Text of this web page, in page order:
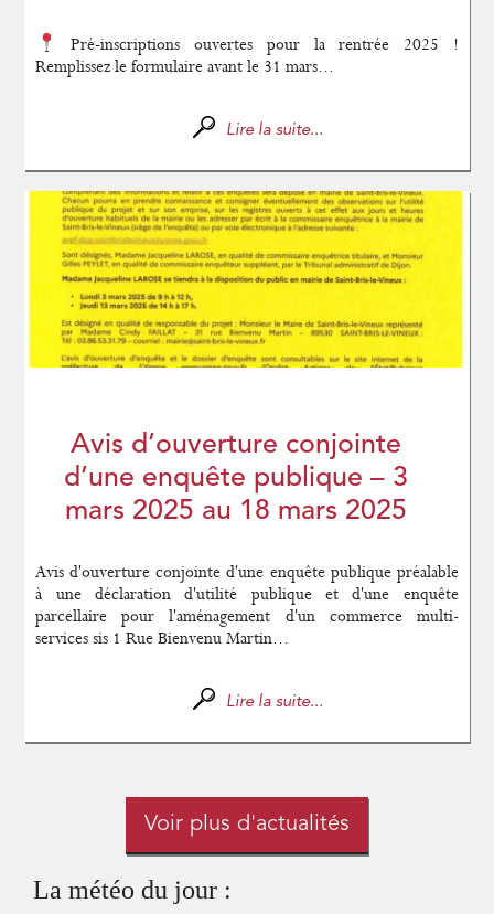
Pré-inscriptions ouvertes pour la rentrée 2025 !
Remplissez le formulaire avant le 31 mars...
Lire la suite...
Avis d’ouverture conjointe
d’une enquête publique – 3
mars 2025 au 18 mars 2025
Avis d'ouverture conjointe d'une enquête publique préalable
à une déclaration d'utilité publique et d'une enquête
parcellaire pour l'aménagement d'un commerce multi-
services sis 1 Rue Bienvenu Martin...
Lire la suite...
Voir plus d'actualités
La météo du jour :